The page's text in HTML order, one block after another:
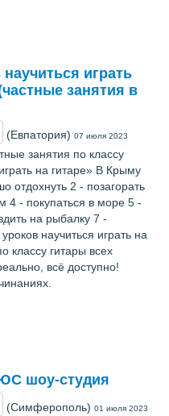
играть
занятия в
(Евпатория) 07 июля 2023
занятия по классу
на гитаре» В Крыму
отдохнуть 2 - позагорать
4 - покупаться в море 5 -
на рыбалку 7 -
научиться играть на
классу гитары всех
всё доступно!
шоу-студия
(Симферополь) 01 июля 2023